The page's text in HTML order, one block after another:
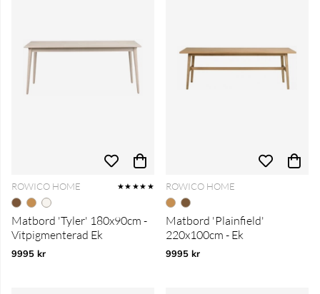
ROWICO HOME ★★★★★
Matbord 'Tyler' 180x90cm -
Vitpigmenterad Ek
9995 kr
ROWICO HOME
Matbord 'Plainfield'
220x100cm - Ek
9995 kr